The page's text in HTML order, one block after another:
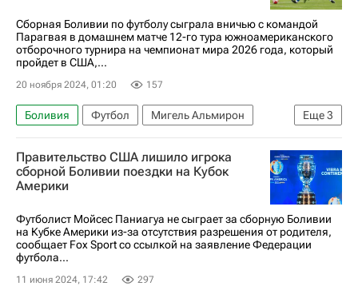
Сборная Боливии по футболу сыграла вничью с командой
Парагвая в домашнем матче 12-го тура южноамериканского
отборочного турнира на чемпионат мира 2026 года, который
пройдет в США,...
20 ноября 2024, 01:20 157
Еще3
Боливия Футбол
Мигель Альмирон
Диего Гомес
Спорт Парагвай
Правительство США лишило игрока
сборной Боливии поездки на Кубок
Америки
Футболист Мойсес Паниагуа не сыграет за сборную Боливии
на Кубке Америки из-за отсутствия разрешения от родителя,
сообщает Fox Sport со ссылкой на заявление Федерации
футбола...
11 июня 2024, 17:42 297